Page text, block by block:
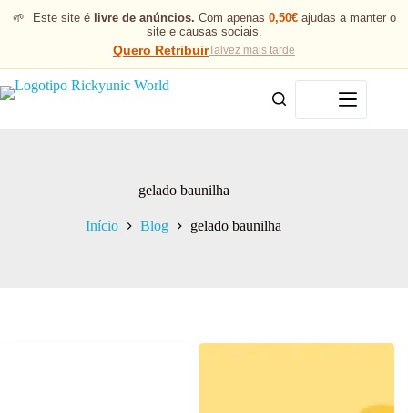
🌱 Este site é livre de anúncios. Com apenas 0,50€ajudas a manter o
site e causas sociais.
Quero RetribuirTalvez mais tarde
Menu
gelado baunilha
Início Blog gelado baunilha